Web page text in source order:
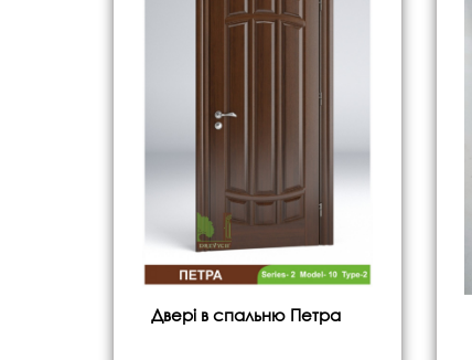
Двері в спальню Петра